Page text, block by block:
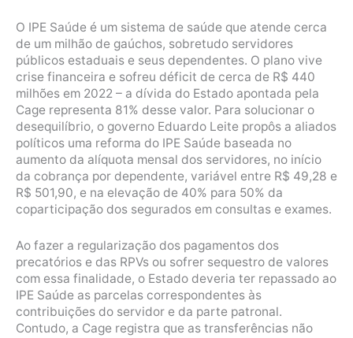
O IPE Saúde é um sistema de saúde que atende cerca
de um milhão de gaúchos, sobretudo servidores
públicos estaduais e seus dependentes. O plano vive
crise financeira e sofreu déficit de cerca de R$ 440
milhões em 2022 – a dívida do Estado apontada pela
Cage representa 81% desse valor. Para solucionar o
desequilíbrio, o governo Eduardo Leite propôs a aliados
políticos uma reforma do IPE Saúde baseada no
aumento da alíquota mensal dos servidores, no início
da cobrança por dependente, variável entre R$ 49,28 e
R$ 501,90, e na elevação de 40% para 50% da
coparticipação dos segurados em consultas e exames.
Ao fazer a regularização dos pagamentos dos
precatórios e das RPVs ou sofrer sequestro de valores
com essa finalidade, o Estado deveria ter repassado ao
IPE Saúde as parcelas correspondentes às
contribuições do servidor e da parte patronal.
Contudo, a Cage registra que as transferências não